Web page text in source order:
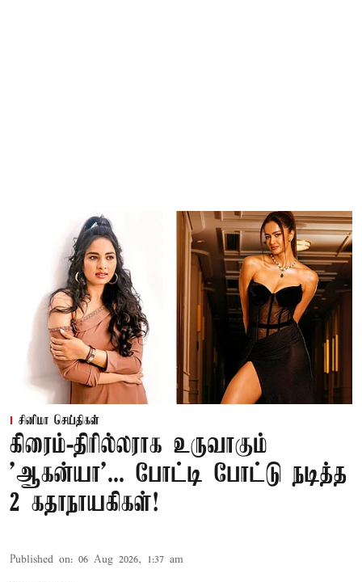
சினிமா செய்திகள்
கிரைம்-திரில்லராக உருவாகும்
'ஆகன்யா'... போட்டி போட்டு நடித்த
2 கதாநாயகிகள்!
Published on: 06 Aug 2026, 1:37 am